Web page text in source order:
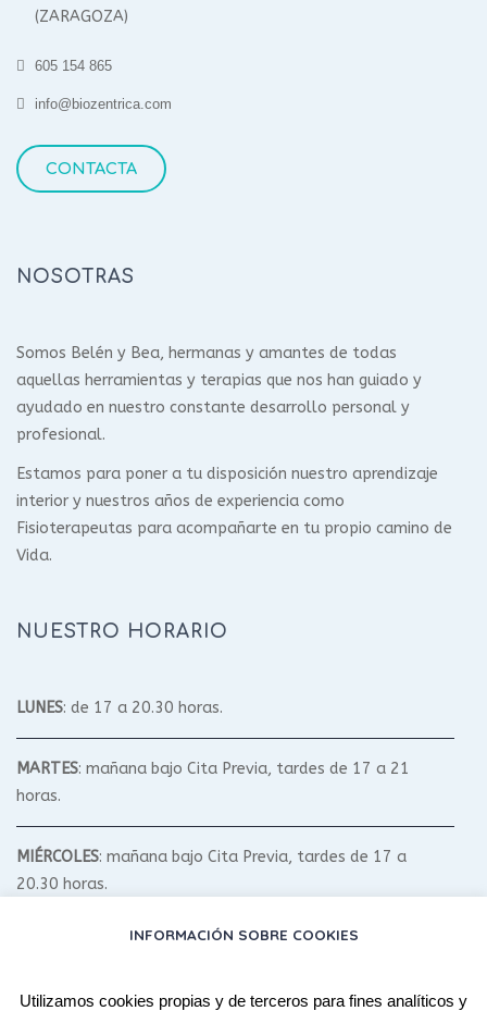
(ZARAGOZA)
605 154 865
info@biozentrica.com
CONTACTA
NOSOTRAS
Somos Belén y Bea, hermanas y amantes de todas
aquellas herramientas y terapias que nos han guiado y
ayudado en nuestro constante desarrollo personal y
profesional.
Estamos para poner a tu disposición nuestro aprendizaje
interior y nuestros años de experiencia como
Fisioterapeutas para acompañarte en tu propio camino de
Vida.
NUESTRO HORARIO
LUNES: de 17 a 20.30 horas.
MARTES: mañana bajo Cita Previa, tardes de 17 a 21
horas.
MIÉRCOLES: mañana bajo Cita Previa, tardes de 17 a
20.30 horas.
: mañana bajo Cita Previa, tardes de 17 a 20.30
INFORMACIÓN SOBRE COOKIES
Utilizamos cookies propias y de terceros para fines analíticos y